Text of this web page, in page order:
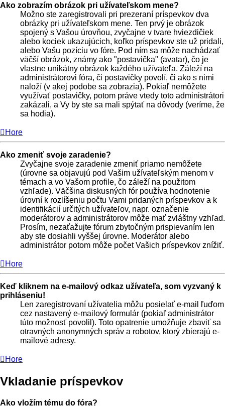
Ako zobrazím obrázok pri užívateľskom mene?
Možno ste zaregistrovali pri prezeraní príspevkov dva
obrázky pri užívateľskom mene. Ten prvý je obrázok
spojený s Vašou úrovňou, zvyčajne v tvare hviezdičiek
alebo kociek ukazujúcich, koľko príspevkov ste už pridali,
alebo Vašu pozíciu vo fóre. Pod ním sa môže nachádzať
väčší obrázok, známy ako "postavička" (avatar), čo je
vlastne unikátny obrázok každého užívateľa. Záleží na
administrátorovi fóra, či postavičky povolí, či ako s nimi
naloží (v akej podobe sa zobrazia). Pokiaľ nemôžete
využívať postavičky, potom práve vtedy toto administrátori
zakázali, a Vy by ste sa mali spýtať na dôvody (veríme, že
sa hodia).
Hore
Ako zmeniť svoje zaradenie?
Zvyčajne svoje zaradenie zmeniť priamo nemôžete
(úrovne sa objavujú pod Vašim užívateľským menom v
témach a vo Vašom profile, čo záleží na použitom
vzhľade). Väčšina diskusných fór používa hodnotenie
úrovní k rozlíšeniu počtu Vami pridaných príspevkov a k
identifikácií určitých užívateľov, napr. označenie
moderátorov a administrátorov môže mať zvláštny vzhľad.
Prosím, nezaťažujte fórum zbytočným prispievaním len
aby ste dosiahli vyššej úrovne. Moderátor alebo
administrátor potom môže počet Vašich príspevkov znížiť.
Hore
Keď kliknem na e-mailový odkaz užívateľa, som vyzvaný k
prihláseniu!
Len zaregistrovaní užívatelia môžu posielať e-mail ľuďom
cez nastavený e-mailový formulár (pokiaľ administrátor
túto možnosť povolil). Toto opatrenie umožňuje zbaviť sa
otravných anonymných správ a robotov, ktorý zbierajú e-
mailové adresy.
Hore
Vkladanie príspevkov
Ako vložím tému do fóra?